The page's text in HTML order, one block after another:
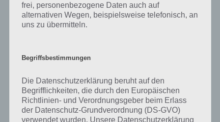
frei, personenbezogene Daten auch auf
alternativen Wegen, beispielsweise telefonisch, an
uns zu übermitteln.
Begriffsbestimmungen
Die Datenschutzerklärung beruht auf den
Begrifflichkeiten, die durch den Europäischen
Richtlinien- und Verordnungsgeber beim Erlass
der Datenschutz-Grundverordnung (DS-GVO)
verwendet wurden. Unsere Datenschutzerklärung